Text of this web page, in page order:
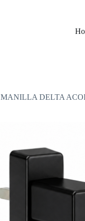
MANILLA DELTA